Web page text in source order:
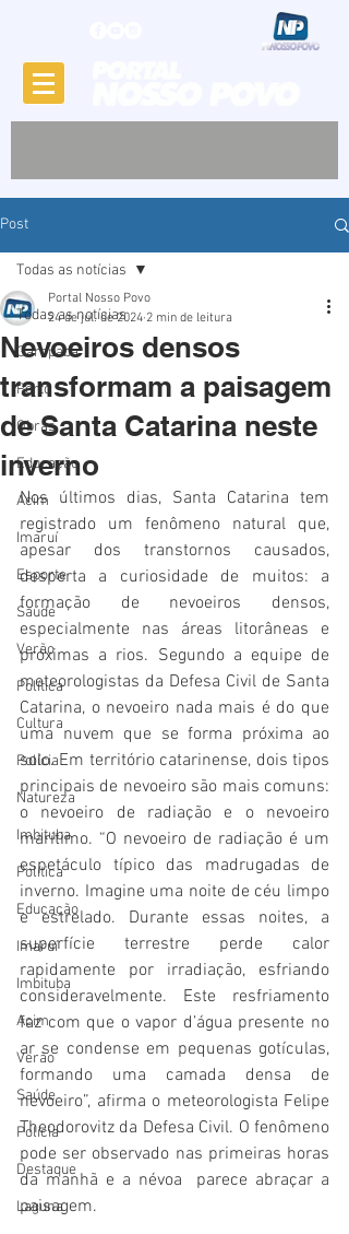
Post
Todas as notícias
Garopaba
Porto
Obras
Educação
Acim
Imaruí
Esporte
Saúde
Verão
Política
Cultura
Polícia
Natureza
Imbituba
Política
Educação
Imaruí
Imbituba
Acim
Verão
Saúde
Polícia
Destaque
Laguna
Todas as notícias
Nevoeiros densos
transformam a paisagem
de Santa Catarina neste
inverno
Portal Nosso Povo
24 de jul. de 2024 2 min de leitura
Nos últimos dias, Santa Catarina tem
registrado um fenômeno natural que,
apesar dos transtornos causados,
desperta a curiosidade de muitos: a
formação de nevoeiros densos,
especialmente nas áreas litorâneas e
próximas a rios. Segundo a equipe de
meteorologistas da Defesa Civil de Santa
Catarina, o nevoeiro nada mais é do que
uma nuvem que se forma próxima ao
solo. Em território catarinense, dois tipos
principais de nevoeiro são mais comuns:
o nevoeiro de radiação e o nevoeiro
marítimo. “O nevoeiro de radiação é um
espetáculo típico das madrugadas de
inverno. Imagine uma noite de céu limpo
e estrelado. Durante essas noites, a
superfície terrestre perde calor
rapidamente por irradiação, esfriando
consideravelmente. Este resfriamento
faz com que o vapor d’água presente no
ar se condense em pequenas gotículas,
formando uma camada densa de
nevoeiro”, afirma o meteorologista Felipe
Theodorovitz da Defesa Civil. O fenômeno
pode ser observado nas primeiras horas
da manhã e a névoa  parece abraçar a
paisagem.